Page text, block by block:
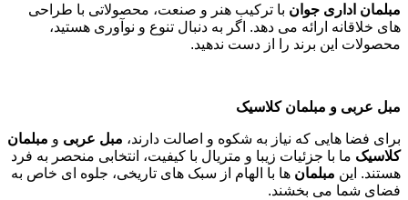
مبلمان اداری جوان با ترکیب هنر و صنعت، محصولاتی با طراحی
های خلاقانه ارائه می دهد. اگر به دنبال تنوع و نوآوری هستید،
محصولات این برند را از دست ندهید.
مبل عربی و مبلمان کلاسیک
برای فضا هایی که نیاز به شکوه و اصالت دارند، مبل عربی و مبلمان
کلاسیک ما با جزئیات زیبا و متریال با کیفیت، انتخابی منحصر به فرد
هستند. این مبلمان ها با الهام از سبک های تاریخی، جلوه ای خاص به
فضای شما می بخشند.